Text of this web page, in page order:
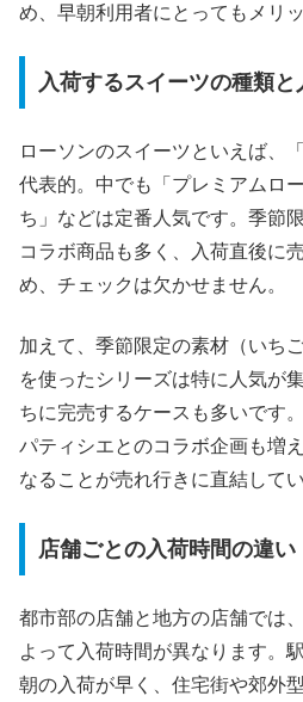
め、早朝利用者にとってもメリ
入荷するスイーツの種類と
ローソンのスイーツといえば、
代表的。中でも「プレミアムロ
ち」などは定番人気です。季節
コラボ商品も多く、入荷直後に
め、チェックは欠かせません。
加えて、季節限定の素材（いち
を使ったシリーズは特に人気が
ちに完売するケースも多いです
パティシエとのコラボ企画も増
なることが売れ行きに直結してい
店舗ごとの入荷時間の違い
都市部の店舗と地方の店舗では
よって入荷時間が異なります。
朝の入荷が早く、住宅街や郊外